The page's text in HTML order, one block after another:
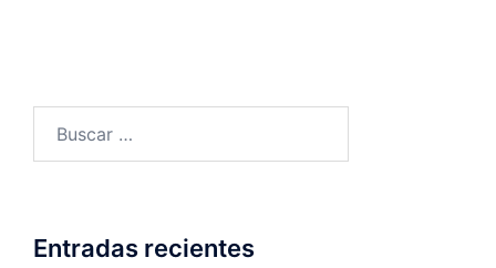
Entradas recientes